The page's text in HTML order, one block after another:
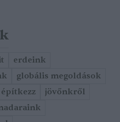
erdeink
globális megoldások
jövőnkről